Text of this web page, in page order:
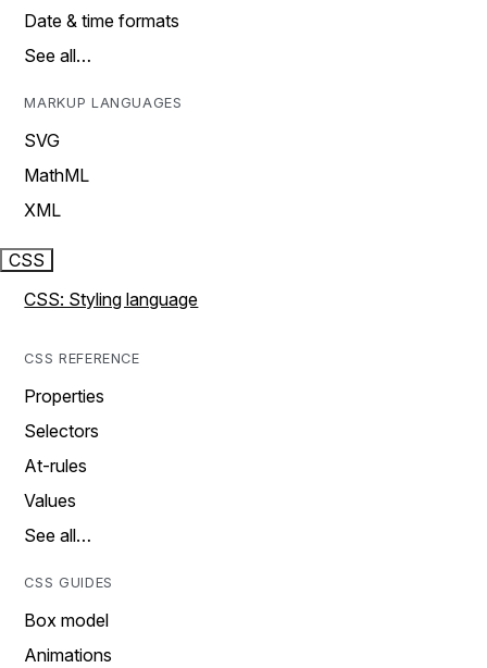
Date & time formats
See all…
MARKUP LANGUAGES
SVG
MathML
XML
CSS
CSS: Styling language
CSS REFERENCE
Properties
Selectors
At-rules
Values
See all…
CSS GUIDES
Box model
Animations